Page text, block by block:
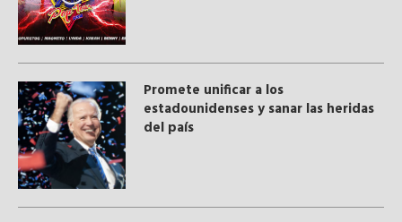
Promete unificar a los
estadounidenses y sanar las heridas
del país